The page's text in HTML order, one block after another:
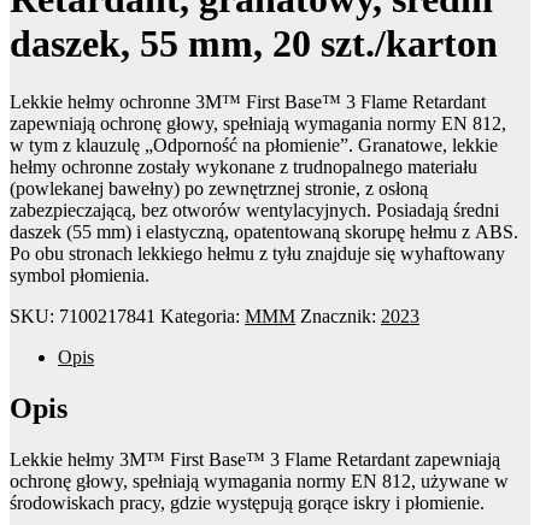
daszek, 55 mm, 20 szt./karton
Lekkie hełmy ochronne 3M™ First Base™ 3 Flame Retardant
zapewniają ochronę głowy, spełniają wymagania normy EN 812,
w tym z klauzulę „Odporność na płomienie”. Granatowe, lekkie
hełmy ochronne zostały wykonane z trudnopalnego materiału
(powlekanej bawełny) po zewnętrznej stronie, z osłoną
zabezpieczającą, bez otworów wentylacyjnych. Posiadają średni
daszek (55 mm) i elastyczną, opatentowaną skorupę hełmu z ABS.
Po obu stronach lekkiego hełmu z tyłu znajduje się wyhaftowany
symbol płomienia.
SKU: 7100217841 Kategoria: MMM Znacznik: 2023
Opis
Opis
Lekkie hełmy 3M™ First Base™ 3 Flame Retardant zapewniają
ochronę głowy, spełniają wymagania normy EN 812, używane w
środowiskach pracy, gdzie występują gorące iskry i płomienie.